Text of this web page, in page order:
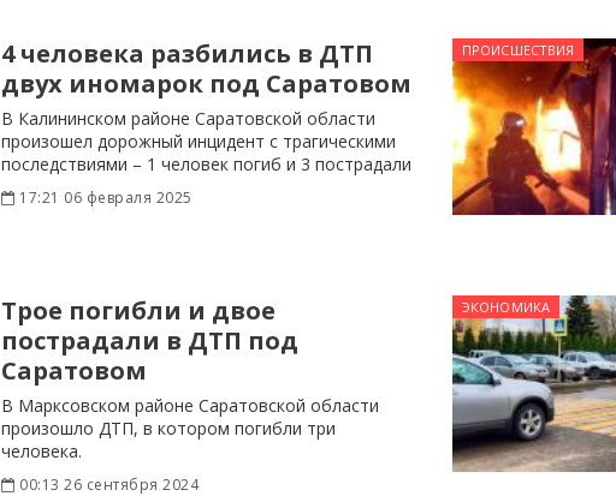
4 человека разбились в ДТП
двух иномарок под Саратовом
В Калининском районе Саратовской области
произошел дорожный инцидент с трагическими
последствиями – 1 человек погиб и 3 пострадали
17:21 06 февраля 2025
ПРОИСШЕСТВИЯ
Трое погибли и двое
пострадали в ДТП под
Саратовом
В Марксовском районе Саратовской области
произошло ДТП, в котором погибли три
человека.
00:13 26 сентября 2024
ЭКОНОМИКА